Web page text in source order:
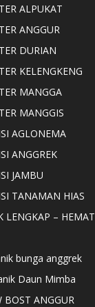
ALPUKAT
ANGGUR
DURIAN
KELENGKENG
MANGGA
MANGGIS
AGLONEMA
ANGGREK
JAMBU
TANAMAN HIAS
LENGKAP – HEMAT
bunga anggrek
Daun Mimba
BOST ANGGUR